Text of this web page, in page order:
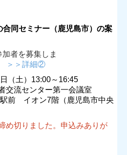
同セミナー（鹿児島市）の案
者を募集しま
＞＞詳細②
（土）13:00～16:45
交流センター第一会議室
イオン7階（鹿児島市中央
め切りました。申込みありが